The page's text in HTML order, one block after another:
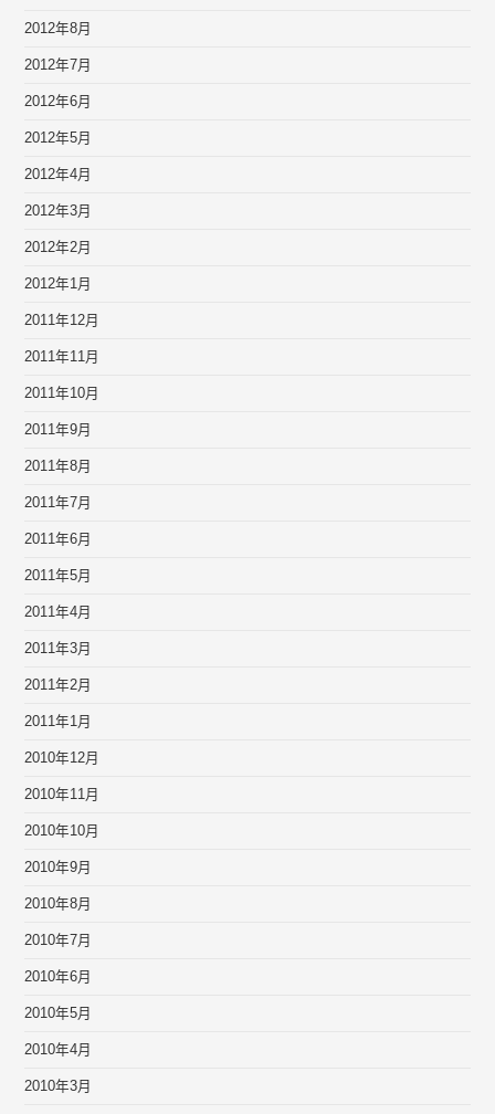
2012年8月
2012年7月
2012年6月
2012年5月
2012年4月
2012年3月
2012年2月
2012年1月
2011年12月
2011年11月
2011年10月
2011年9月
2011年8月
2011年7月
2011年6月
2011年5月
2011年4月
2011年3月
2011年2月
2011年1月
2010年12月
2010年11月
2010年10月
2010年9月
2010年8月
2010年7月
2010年6月
2010年5月
2010年4月
2010年3月